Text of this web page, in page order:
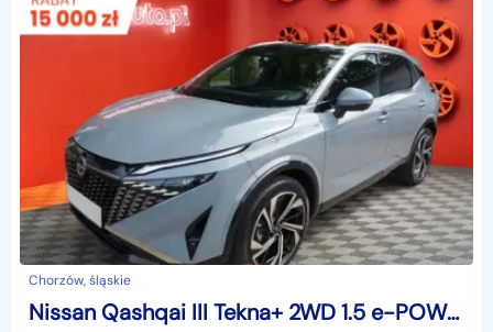
Chorzów, śląskie
Nissan Qashqai III Tekna+ 2WD 1.5 e-POWER Tekna+ 2WD 1.5 e-POWER 190KM